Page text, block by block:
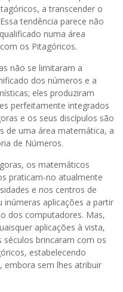
a transcender o
tendência parece não
numa área
os Pitagóricos.
não se limitaram a
dos números e a
eles produziram
perfeitamente integrados
e os seus discípulos são
de uma área matemática, a
de Números.
os matemáticos
praticam-no atualmente
e nos centros de
inúmeras aplicações a partir
dos computadores. Mas,
aplicações à vista,
brincaram com os
estabelecendo
embora sem lhes atribuir